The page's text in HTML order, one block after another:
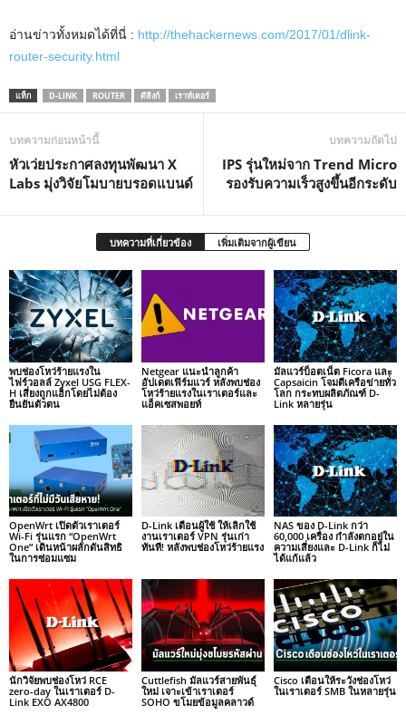
อ่านข่าวทั้งหมดได้ที่นี่ : http://thehackernews.com/2017/01/dlink-
router-security.html
แท็ก D-LINK ROUTER ดีลิงก์ เราท์เตอร์
บทความก่อนหน้านี้
หัวเว่ยประกาศลงทุนพัฒนา X
Labs มุ่งวิจัยโมบายบรอดแบนด์
บทความถัดไป
IPS รุ่นใหม่จาก Trend Micro
รองรับความเร็วสูงขึ้นอีกระดับ
บทความที่เกี่ยวข้อง เพิ่มเติมจากผู้เขียน
พบช่องโหว่ร้ายแรงใน
ไฟร์วอลล์ Zyxel USG FLEX-
H เสี่ยงถูกแฮ็กโดยไม่ต้อง
ยืนยันตัวตน
Netgear แนะนำลูกค้า
อัปเดตเฟิร์มแวร์ หลังพบช่อง
โหว่ร้ายแรงในเราเตอร์และ
แอ็คเซสพอยท์
มัลแวร์บ็อตเน็ต Ficora และ
Capsaicin โจมตีเครือข่ายทั่ว
โลก กระทบผลิตภัณฑ์ D-
Link หลายรุ่น
OpenWrt เปิดตัวเราเตอร์
Wi-Fi รุ่นแรก “OpenWrt
One” เดินหน้าผลักดันสิทธิ
ในการซ่อมแซม
D-Link เตือนผู้ใช้ ให้เลิกใช้
งานเราเตอร์ VPN รุ่นเก่า
ทันที! หลังพบช่องโหว่ร้ายแรง
NAS ของ D-Link กว่า
60,000 เครื่อง กำลังตกอยู่ใน
ความเสี่ยงและ D-Link ก็ไม่
ได้แก้แล้ว
นักวิจัยพบช่องโหว่ RCE
zero-day ในเราเตอร์ D-
Link EXO AX4800
Cuttlefish มัลแวร์สายพันธุ์
ใหม่ เจาะเข้าเราเตอร์
SOHO ขโมยข้อมูลคลาวด์
Cisco เตือนให้ระวังช่องโหว่
ในเราเตอร์ SMB ในหลายรุ่น